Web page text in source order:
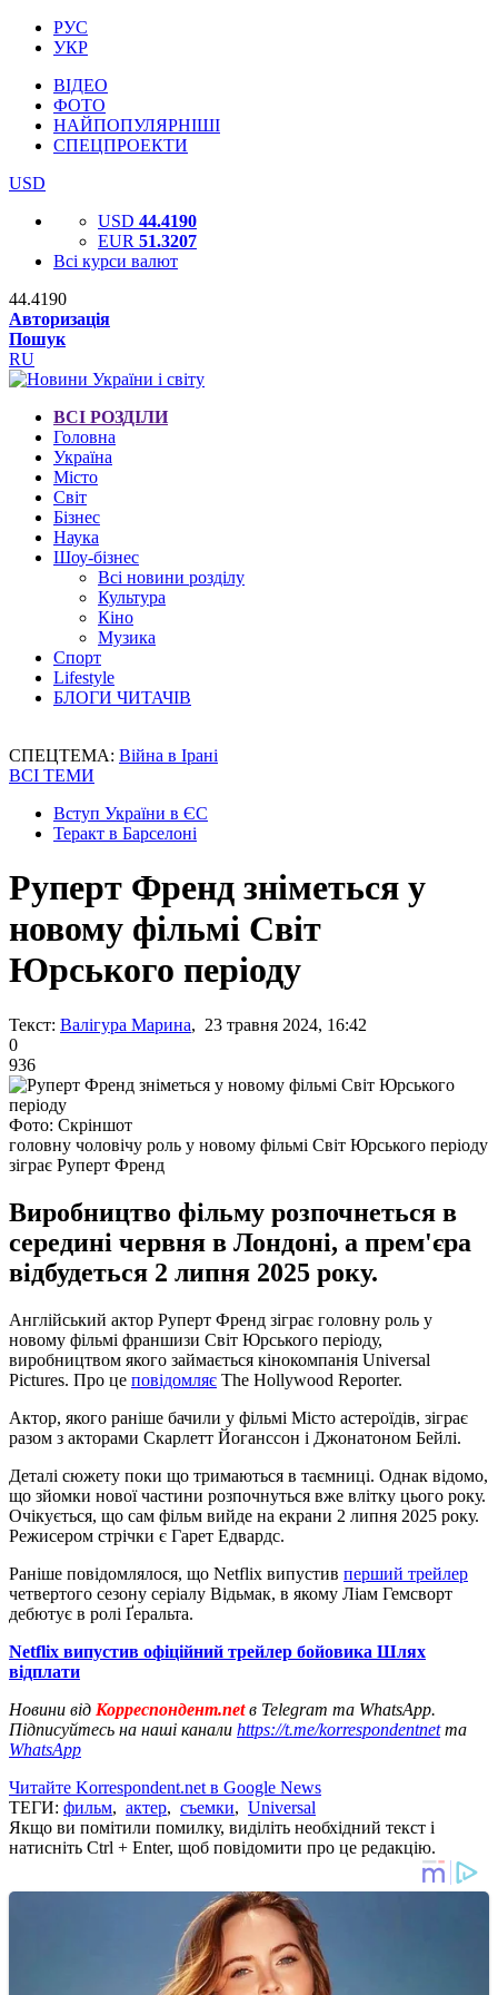
РУС
УКР
ВІДЕО
ФОТО
НАЙПОПУЛЯРНІШІ
СПЕЦПРОЕКТИ
USD
USD 44.4190
EUR 51.3207
Всі курси валют
44.4190
Авторизація
Пошук
RU
ВСІ РОЗДІЛИ
Головна
Україна
Місто
Світ
Бізнес
Наука
Шоу-бізнес
Всі новини розділу
Культура
Кіно
Музика
Спорт
Lifestyle
БЛОГИ ЧИТАЧІВ
СПЕЦТЕМА: Війна в Ірані
ВСІ ТЕМИ
Вступ України в ЄС
Теракт в Барселоні
Руперт Френд зніметься у
новому фільмі Світ
Юрського періоду
Текст: Валігура Марина, 23 травня 2024, 16:42
0
936
Фото: Скріншот
головну чоловічу роль у новому фільмі Світ Юрського періоду
зіграє Руперт Френд
Виробництво фільму розпочнеться в
середині червня в Лондоні, а прем'єра
відбудеться 2 липня 2025 року.
Англійський актор Руперт Френд зіграє головну роль у
новому фільмі франшизи Світ Юрського періоду,
виробництвом якого займається кінокомпанія Universal
Pictures. Про це повідомляє The Hollywood Reporter.
Актор, якого раніше бачили у фільмі Місто астероїдів, зіграє
разом з акторами Скарлетт Йоганссон і Джонатоном Бейлі.
Деталі сюжету поки що тримаються в таємниці. Однак відомо,
що зйомки нової частини розпочнуться вже влітку цього року.
Очікується, що сам фільм вийде на екрани 2 липня 2025 року.
Режисером стрічки є Гарет Едвардс.
Раніше повідомлялося, що Netflix випустив перший трейлер
четвертого сезону серіалу Відьмак, в якому Ліам Гемсворт
дебютує в ролі Ґеральта.
Netflix випустив офіційний трейлер бойовика Шлях
відплати
Новини від Корреспондент.netв Telegram та WhatsApp.
Підписуйтесь на наші канали https://t.me/korrespondentnetта
WhatsApp
Читайте Korrespondent.net в Google News
ТЕГИ: фильм, актер, съемки, Universal
Якщо ви помітили помилку, виділіть необхідний текст і
натисніть Ctrl + Enter, щоб повідомити про це редакцію.